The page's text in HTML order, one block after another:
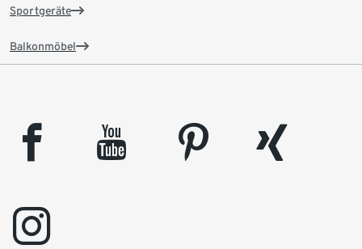
Sportgeräte
Balkonmöbel
facebook youtube pinterest
xing
instagram